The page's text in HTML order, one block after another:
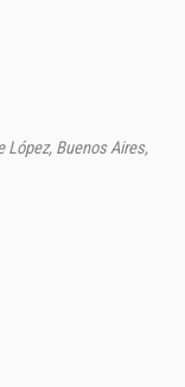
López, Buenos Aires,